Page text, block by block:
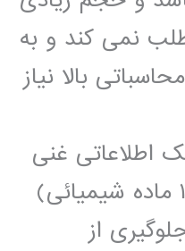
طلب نمی کند و به
بالا نياز
اطلاعاتی غنی
(اطلاعات بيش از ١٠٠٠ ماده شيميائی)
از